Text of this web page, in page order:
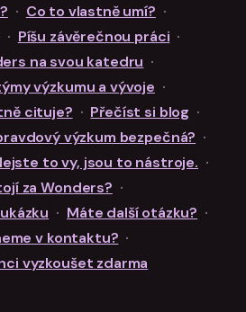
· Co to vlastně umí? ·
· Píšu závěrečnou práci ·
na svou katedru ·
výzkumu a vývoje ·
cituje? · Přečíst si blog ·
výzkum bezpečná? ·
to vy, jsou to nástroje. ·
za Wonders? ·
· Máte další otázku? ·
v kontaktu? ·
vyzkoušet zdarma